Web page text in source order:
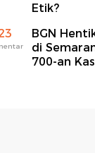
Etik?
BGN
di
700-an